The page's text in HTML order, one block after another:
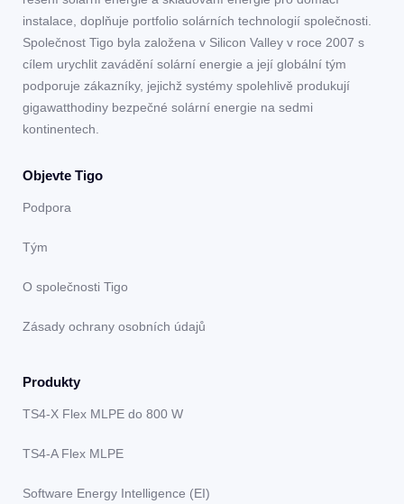
instalace, doplňuje portfolio solárních technologií společnosti.
Společnost Tigo byla založena v Silicon Valley v roce 2007 s
cílem urychlit zavádění solární energie a její globální tým
podporuje zákazníky, jejichž systémy spolehlivě produkují
gigawatthodiny bezpečné solární energie na sedmi
kontinentech.
Objevte Tigo
Podpora
Tým
O společnosti Tigo
Zásady ochrany osobních údajů
Produkty
TS4-X Flex MLPE do 800 W
TS4-A Flex MLPE
Software Energy Intelligence (EI)